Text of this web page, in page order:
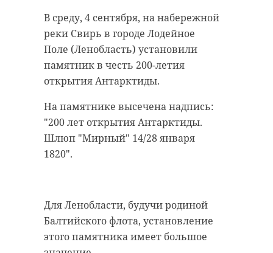
В среду, 4 сентября, на набережной
реки Свирь в городе Лодейное
Поле (Ленобласть) установили
памятник в честь 200-летия
открытия Антарктиды.
На памятнике высечена надпись:
"200 лет открытия Антарктиды.
Шлюп "Мирный" 14/28 января
1820".
Для Ленобласти, будучи родиной
Балтийского флота, установление
этого памятника имеет большое
об истории города
11 февраля 2020, 14:59
Подписывайтесь на нас в
этом году бельгийские архивы
рассекретят документы 100-
летней давности и, может тогда,
Самой зрелищной частью стала
и штурм укрепленных
сооружений.